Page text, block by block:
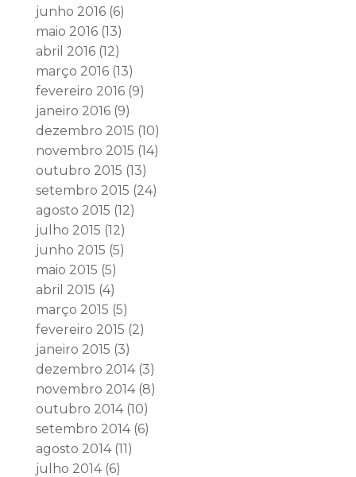
junho 2016(6)
maio 2016(13)
abril 2016(12)
março 2016(13)
fevereiro 2016(9)
janeiro 2016(9)
dezembro 2015 (10)
novembro 2015 (14)
outubro 2015 (13)
setembro 2015 (24)
agosto 2015 (12)
julho 2015 (12)
junho 2015 (5)
maio 2015 (5)
abril 2015 (4)
março 2015 (5)
fevereiro 2015 (2)
janeiro 2015 (3)
dezembro 2014(3)
novembro 2014(8)
outubro 2014(10)
setembro 2014(6)
agosto 2014(11)
julho 2014(6)